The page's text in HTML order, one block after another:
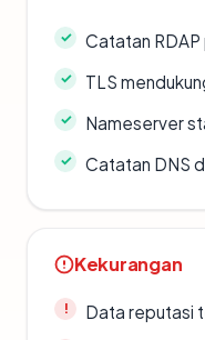
Catatan
TLS
Nameserver
Catatan DNS
Kekurangan
Data reputasi